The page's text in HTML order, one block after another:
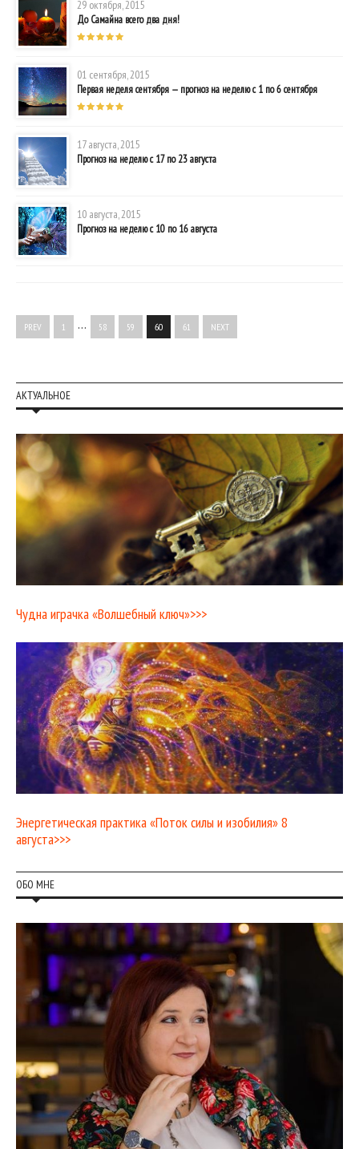
29 октября, 2015
До Самайна всего два дня!
01 сентября, 2015
Первая неделя сентября — прогноз на неделю с 1 по 6 сентября
17 августа, 2015
Прогноз на неделю с 17 по 23 августа
10 августа, 2015
Прогноз на неделю с 10 по 16 августа
PREV 1 … 58 59 60 61 NEXT
АКТУАЛЬНОЕ
Чудна играчка «Волшебный ключ»>>>
Энергетическая практика «Поток силы и изобилия» 8
августа>>>
ОБО МНЕ